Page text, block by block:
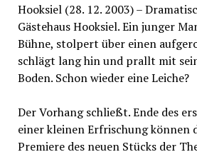
Hooksiel (28. 12. 2003) –
Gästehaus Hooksiel. Ein junger
Bühne, stolpert über einen
schlägt lang hin und prallt mit
Boden. Schon wieder eine Leiche?
Der Vorhang schließt. Ende des
einer kleinen Erfrischung können
Premiere des neuen Stücks der